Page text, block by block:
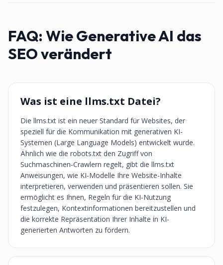
FAQ: Wie Generative AI das
SEO verändert
Was ist eine llms.txt Datei?
Die llms.txt ist ein neuer Standard für Websites, der
speziell für die Kommunikation mit generativen KI-
Systemen (Large Language Models) entwickelt wurde.
Ähnlich wie die robots.txt den Zugriff von
Suchmaschinen-Crawlern regelt, gibt die llms.txt
Anweisungen, wie KI-Modelle Ihre Website-Inhalte
interpretieren, verwenden und präsentieren sollen. Sie
ermöglicht es Ihnen, Regeln für die KI-Nutzung
festzulegen, Kontextinformationen bereitzustellen und
die korrekte Repräsentation Ihrer Inhalte in KI-
generierten Antworten zu fördern.